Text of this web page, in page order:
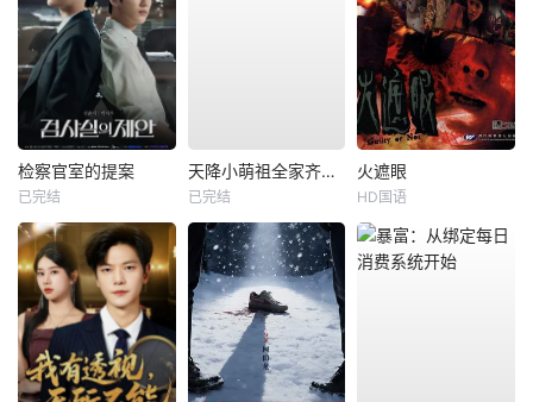
检察官室的提案
已完结
天降小萌祖全家齐齐宠
已完结
火遮眼
HD国语